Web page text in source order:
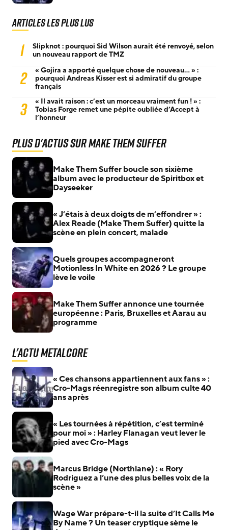
Articles les plus lus
1
Slipknot : pourquoi Sid Wilson aurait été renvoyé, selon
un nouveau rapport de TMZ
2
« Gojira a apporté quelque chose de nouveau… » :
pourquoi Andreas Kisser est si admiratif du groupe
français
3
« Il avait raison : c’est un morceau vraiment fun ! » :
Tobias Forge remet une pépite oubliée d’Accept à
l’honneur
Plus d'actus sur Make Them Suffer
Make Them Suffer boucle son sixième
album avec le producteur de Spiritbox et
Dayseeker
« J’étais à deux doigts de m’effondrer » :
Alex Reade (Make Them Suffer) quitte la
scène en plein concert, malade
Quels groupes accompagneront
Motionless In White en 2026 ? Le groupe
lève le voile
Make Them Suffer annonce une tournée
européenne : Paris, Bruxelles et Aarau au
programme
L'actu Metalcore
« Ces chansons appartiennent aux fans » :
Cro-Mags réenregistre son album culte 40
ans après
« Les tournées à répétition, c’est terminé
pour moi » : Harley Flanagan veut lever le
pied avec Cro-Mags
Marcus Bridge (Northlane) : « Rory
Rodriguez a l’une des plus belles voix de la
scène »
Wage War prépare-t-il la suite d’It Calls Me
By Name ? Un teaser cryptique sème le